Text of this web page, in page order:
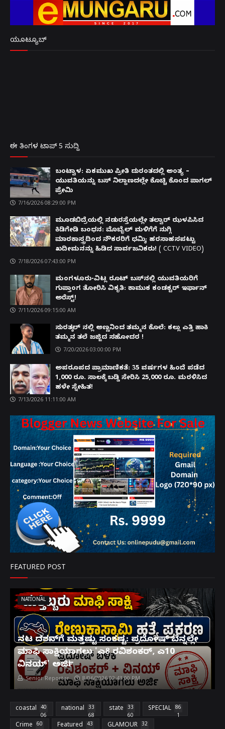
ಯೂಟ್ಯೂಬ್
ಈ ತಿಂಗಳ ಟಾಪ್ 5 ಸುದ್ದಿ
ಬಂಟ್ವಾಳ: ಏಕಮುಖ ಪ್ರೀತಿ ದುರಂತದಲ್ಲಿ ಅಂತ್ಯ –
ಯುವತಿಯನ್ನು ಬಸ್ ನಿಲ್ದಾಣದಲ್ಲೇ ಕೊಚ್ಚಿ ಕೊಂದ ಪಾಗಲ್
ಪ್ರೇಮಿ
7/16/2026 08:29:00 PM
ಮೂಡಬಿದ್ರೆಯಲ್ಲಿ ನಡುರಸ್ತೆಯಲ್ಲೇ ತಲ್ವಾರ್ ಝಳಪಿಸಿದ
ಕಿಡಿಗೇಡಿ ಬಂಧನ: ಮೊಬೈಲ್ ಮಳಿಗೆಗೆ ನುಗ್ಗಿ
ಮಾರಕಾಸ್ತ್ರದಿಂದ ನೌಕರರಿಗೆ ಧಮ್ಕಿ; ಹರಸಾಹಸಪಟ್ಟು
ಖದೀಮನನ್ನು ಹಿಡಿದ ಸಾರ್ವಜನಿಕರು! ( CCTV VIDEO)
7/18/2026 07:43:00 PM
ಮಂಗಳೂರು-ವಿಟ್ಲ ರೂಟ್ ಬಸ್‌ನಲ್ಲಿ ಯುವತಿಯರಿಗೆ
ಗುಪ್ತಾಂಗ ತೋರಿಸಿ ವಿಕೃತಿ: ಕಾಮುಕ ಕಂಡಕ್ಟರ್ ಇರ್ಫಾನ್
ಅರೆಸ್ಟ್!
7/11/2026 09:15:00 AM
ಸುರತ್ಕಲ್ ನಲ್ಲಿ ಅಣ್ಣನಿಂದ ತಮ್ಮನ ಕೊಲೆ: ಕಲ್ಲು ಎತ್ತಿ ಹಾಕಿ
ತಮ್ಮನ ತಲೆ ಜಜ್ಜಿದ ಸಹೋದರ !
7/20/2026 03:00:00 PM
ಅಪರೂಪದ ಪ್ರಾಮಾಣಿಕತೆ: 35 ವರ್ಷಗಳ ಹಿಂದೆ ಪಡೆದ
1,000 ರೂ. ಸಾಲಕ್ಕೆ ಬಡ್ಡಿ ಸೇರಿಸಿ 25,000 ರೂ. ಮರಳಿಸಿದ
ಹಳೇ ಸ್ನೇಹಿತ!
7/13/2026 11:11:00 AM
FEATURED POST
NATIONAL
ನಟ ದರ್ಶನ್‌ಗೆ ಮತ್ತಷ್ಟು ಸಂಕಷ್ಟ: ಪ್ರದೋಷ್ ಬೆನ್ನಲ್ಲೇ
ಮಾಫಿ ಸಾಕ್ಷಿಯಾಗಲು 'ಎ8 ರವಿಶಂಕರ್, ಎ10
ವಿನಯ್' ಅರ್ಜಿ!
Senior Reporter 8/06/2026 02:43:00 PM
coastal
40
06
national
33
68
state
33
60
SPECIAL
86
1
Crime 60 Featured 43 GLAMOUR 32